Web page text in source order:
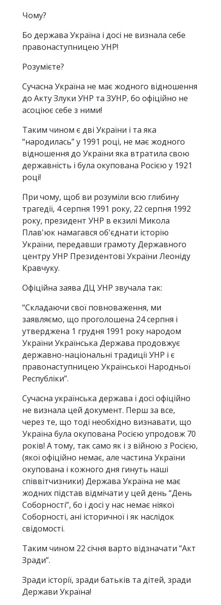
Чому?
Бо держава Україна і досі не визнала себе
правонаступницею УНР!
Розумієте?
Сучасна Україна не має жодного відношення
до Акту Злуки УНР та ЗУНР, бо офіційно не
асоціює себе з ними!
Таким чином є дві України і та яка
“народилась” у 1991 році, не має жодного
відношення до України яка втратила свою
державність і була окупована Росією у 1921
році!
При чому, щоб ви розуміли всю глибину
трагедії, 4 серпня 1991 року, 22 серпня 1992
року, президент УНР в екзилі Микола
Плав'юк намагався об'єднати історію
України, передавши грамоту Державного
центру УНР Президентові України Леоніду
Кравчуку.
Офіційна заява ДЦ УНР звучала так:
“Складаючи свої повноваження, ми
заявляємо, що проголошена 24 серпня і
утверджена 1 грудня 1991 року народом
України Українська Держава продовжує
державно-національні традиції УНР і є
правонаступницею Української Народньої
Республіки”.
Сучасна українська держава і досі офіційно
не визнала цей документ. Перш за все,
через те, що тоді необхідно визнавати, що
Україна була окупована Росією упродовж 70
років! А тому, так само як і з війною з Росією,
(якої офіційно немає, але частина України
окупована і кожного дня гинуть наші
співвітчизники) Держава Україна не має
жодних підстав відмічати у цей день “День
Соборності”, бо і досі у нас немає ніякої
Соборності, ані історичної і як наслідок
свідомості.
Таким чином 22 січня варто відзначати “Акт
Зради”.
Зради історії, зради батьків та дітей, зради
Держави Україна!